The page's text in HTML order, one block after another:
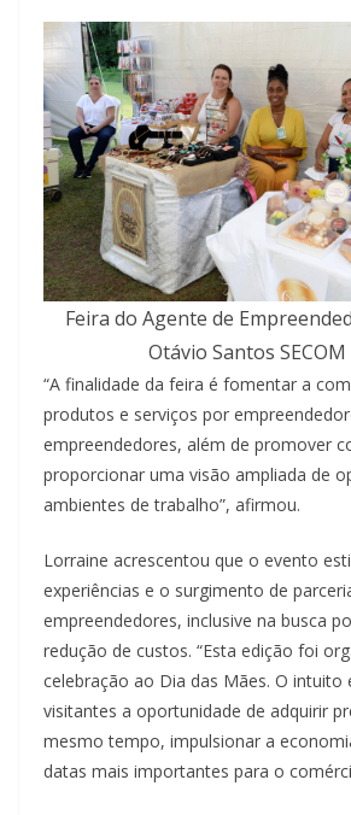
Feira do Agente de
Otávio Santos SECOM
“A finalidade da feira é fomentar a
produtos e serviços por
empreendedores, além de promover
proporcionar uma visão ampliada de
ambientes de trabalho”, afirmou.
Lorraine acrescentou que o evento
experiências e o surgimento de
empreendedores, inclusive na busca
redução de custos. “Esta edição foi
celebração ao Dia das Mães. O intuito
visitantes a oportunidade de adquirir
mesmo tempo, impulsionar a
datas mais importantes para o